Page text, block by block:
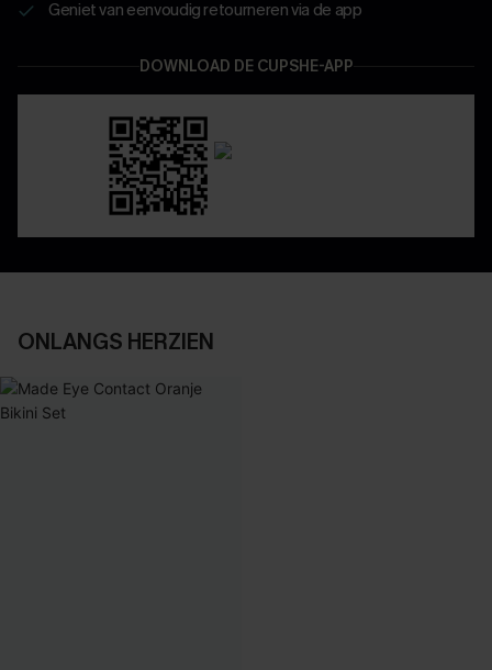
Geniet van eenvoudig retourneren via de app
DOWNLOAD DE CUPSHE-APP
ONLANGS HERZIEN